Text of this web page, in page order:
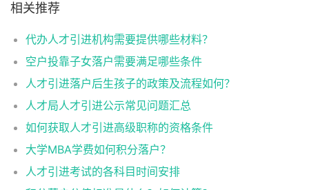
相关推荐
代办人才引进机构需要提供哪些材料？
空户投靠子女落户需要满足哪些条件
人才引进落户后生孩子的政策及流程如何？
人才局人才引进公示常见问题汇总
如何获取人才引进高级职称的资格条件
大学MBA学费如何积分落户？
人才引进考试的各科目时间安排